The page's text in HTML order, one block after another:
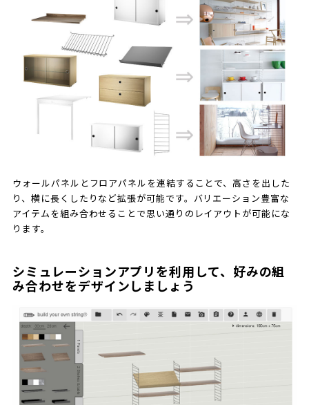
ウォールパネルとフロアパネルを連結することで、高さを出した
り、横に長くしたりなど拡張が可能です。バリエーション豊富な
アイテムを組み合わせることで思い通りのレイアウトが可能にな
ります。
シミュレーションアプリを利用して、好みの組
み合わせをデザインしましょう